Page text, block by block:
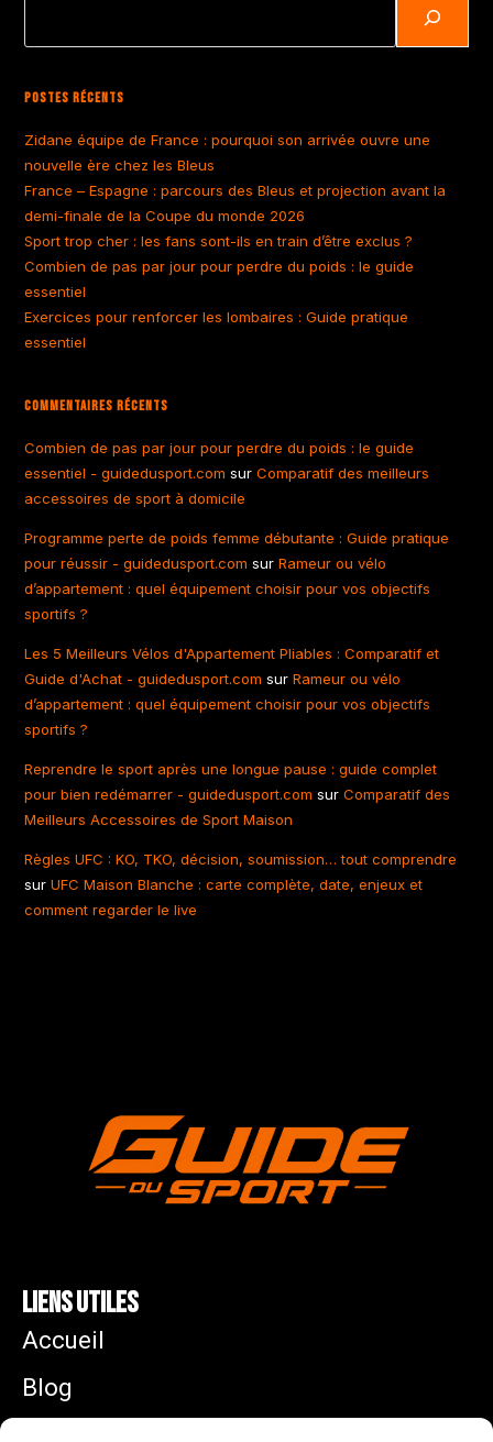
Postes Récents
Zidane équipe de France : pourquoi son arrivée ouvre une
nouvelle ère chez les Bleus
France – Espagne : parcours des Bleus et projection avant la
demi-finale de la Coupe du monde 2026
Sport trop cher : les fans sont-ils en train d’être exclus ?
Combien de pas par jour pour perdre du poids : le guide
essentiel
Exercices pour renforcer les lombaires : Guide pratique
essentiel
Commentaires Récents
Combien de pas par jour pour perdre du poids : le guide
essentiel - guidedusport.com surComparatif des meilleurs
accessoires de sport à domicile
Programme perte de poids femme débutante : Guide pratique
pour réussir - guidedusport.com surRameur ou vélo
d’appartement : quel équipement choisir pour vos objectifs
sportifs ?
Les 5 Meilleurs Vélos d'Appartement Pliables : Comparatif et
Guide d'Achat - guidedusport.com surRameur ou vélo
d’appartement : quel équipement choisir pour vos objectifs
sportifs ?
Reprendre le sport après une longue pause : guide complet
pour bien redémarrer - guidedusport.com surComparatif des
Meilleurs Accessoires de Sport Maison
Règles UFC : KO, TKO, décision, soumission… tout comprendre
surUFC Maison Blanche : carte complète, date, enjeux et
comment regarder le live
Liens utiles
Accueil
Blog